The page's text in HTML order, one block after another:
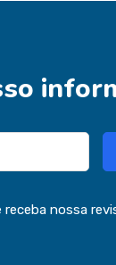
nossa